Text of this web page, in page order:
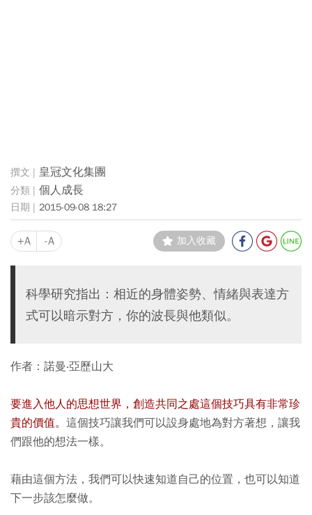
皇冠文化集團
個人成長
2015-09-08 18:27
+A -A 加入收藏
科學研究指出：相近的身體姿勢、情緒與表達方
式可以暗示對方，你的波長與他類似。
作者：諾曼‧亞歷山大
要進入他人的思想世界，創造共同之處這個技巧具有非常珍
貴的價值。 這個技巧讓我們可以設身處地為對方著想，讓我
們跟他的想法一樣。
藉由這個方法，我們可以快速知道自己的位置，也可以知道
下一步該怎麼做。